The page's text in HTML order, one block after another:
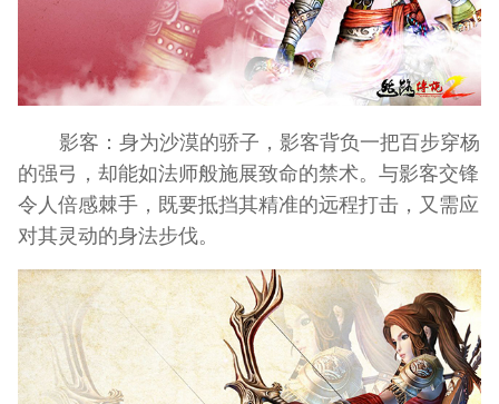
影客：身为沙漠的骄子，影客背负一把百步穿杨
的强弓，却能如法师般施展致命的禁术。与影客交锋
令人倍感棘手，既要抵挡其精准的远程打击，又需应
对其灵动的身法步伐。